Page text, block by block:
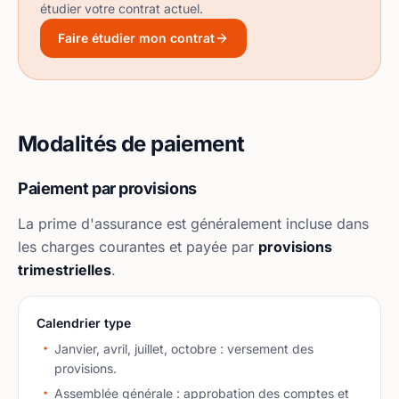
étudier votre contrat actuel.
Faire étudier mon contrat
Modalités de paiement
Paiement par provisions
La prime d'assurance est généralement incluse dans
les charges courantes et payée par provisions
trimestrielles.
Calendrier type
Janvier, avril, juillet, octobre : versement des
provisions.
Assemblée générale : approbation des comptes et